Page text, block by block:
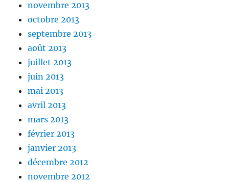
novembre 2013
octobre 2013
septembre 2013
août 2013
juillet 2013
juin 2013
mai 2013
avril 2013
mars 2013
février 2013
janvier 2013
décembre 2012
novembre 2012